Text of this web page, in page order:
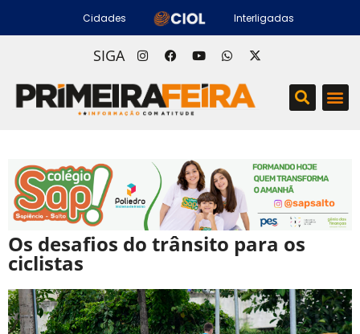
Cidades Interligadas
SIGA
Os desafios do trânsito para os
ciclistas